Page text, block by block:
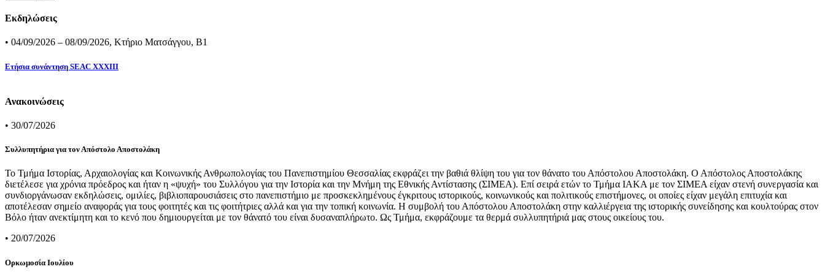
Εκδηλώσεις
• 04/09/2026 – 08/09/2026, Κτήριο Ματσάγγου, Β1
Ετήσια συνάντηση SEAC XXXIII
Ανακοινώσεις
• 30/07/2026
Συλλυπητήρια για τον Απόστολο Αποστολάκη
Το Τμήμα Ιστορίας, Αρχαιολογίας και Κοινωνικής Ανθρωπολογίας του Πανεπιστημίου Θεσσαλίας εκφράζει την βαθιά θλίψη του για τον θάνατο του Απόστολου Αποστολάκη. Ο Απόστολος Αποστολάκης
διετέλεσε για χρόνια πρόεδρος και ήταν η «ψυχή» του Συλλόγου για την Ιστορία και την Μνήμη της Εθνικής Αντίστασης (ΣΙΜΕΑ). Επί σειρά ετών το Τμήμα ΙΑΚΑ με τον ΣΙΜΕΑ είχαν στενή συνεργασία και
συνδιοργάνωσαν εκδηλώσεις, ομιλίες, βιβλιοπαρουσιάσεις στο πανεπιστήμιο με προσκεκλημένους έγκριτους ιστορικούς, κοινωνικούς και πολιτικούς επιστήμονες, οι οποίες είχαν μεγάλη επιτυχία και
αποτέλεσαν σημείο αναφοράς για τους φοιτητές και τις φοιτήτριες αλλά και για την τοπική κοινωνία. Η συμβολή του Απόστολου Αποστολάκη στην καλλιέργεια της ιστορικής συνείδησης και κουλτούρας στον
Βόλο ήταν ανεκτίμητη και το κενό που δημιουργείται με τον θάνατό του είναι δυσαναπλήρωτο. Ως Τμήμα, εκφράζουμε τα θερμά συλλυπητήριά μας στους οικείους του.
• 20/07/2026
Ορκωμοσία Ιουλίου